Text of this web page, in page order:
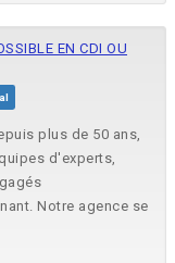
EN CDI OU
plus de 50 ans,
d'experts,
Notre agence se